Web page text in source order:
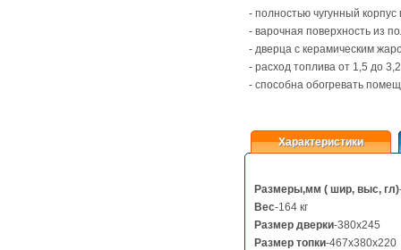
- полностью чугунный корпус
- варочная поверхность из
- дверца с керамическим
- расход топлива от 1,5 до 3,2
- способна обогревать
Характеристики
Размеры,мм ( шир, выс, гл)
Вес-164 кг
Размер дверки-380x245
Размер топки-467x380x220